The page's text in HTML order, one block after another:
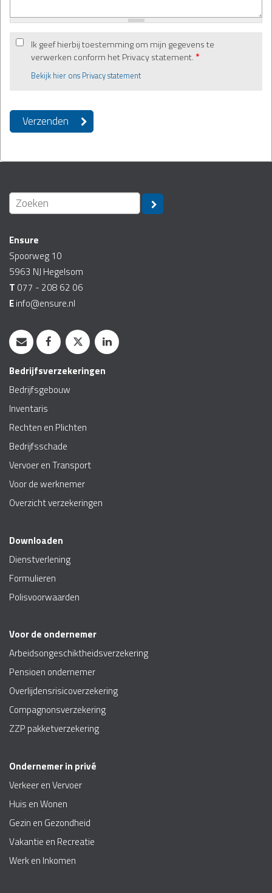
Ik geef hierbij toestemming om mijn gegevens te
verwerken conform het Privacy statement. *
Bekijk hier ons Privacy statement
Ensure
Spoorweg 10
5963 NJ Hegelsom
T 077 - 208 62 06
Einfo@ensure.nl
Bedrijfsverzekeringen
Bedrijfsgebouw
Inventaris
Rechten en Plichten
Bedrijfsschade
Vervoer en Transport
Voor de werknemer
Overzicht verzekeringen
Downloaden
Dienstverlening
Formulieren
Polisvoorwaarden
Voor de ondernemer
Arbeidsongeschiktheidsverzekering
Pensioen ondernemer
Overlijdensrisicoverzekering
Compagnonsverzekering
ZZP pakketverzekering
Ondernemer in privé
Verkeer en Vervoer
Huis en Wonen
Gezin en Gezondheid
Vakantie en Recreatie
Werk en Inkomen